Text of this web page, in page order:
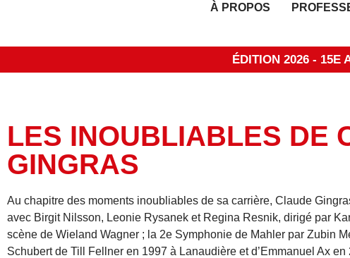
À PROPOS
ÉDITION 2026 - 15E
LES INOUBLIABLES DE
GINGRAS
Au chapitre des moments inoubliables de sa carrière, Claude
avec Birgit Nilsson, Leonie Rysanek et Regina Resnik, dirigé par
scène de Wieland Wagner ; la 2e Symphonie de Mahler par Zubin
Schubert de Till Fellner en 1997 à Lanaudière et d’Emmanuel Ax